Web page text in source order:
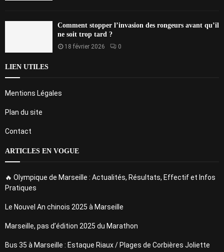
Comment stopper l’invasion des rongeurs avant qu’il
ne soit trop tard ?
18 février 2026 0
LIEN UTILES
Mentions Légales
Plan du site
Contact
ARTICLES EN VOGUE
🔥 Olympique de Marseille : Actualités, Résultats, Effectif et Infos
Pratiques
Le Nouvel An chinois 2025 à Marseille
Marseille, pas d’édition 2025 du Marathon
Bus 35 à Marseille : Estaque Riaux / Plages de Corbières Joliette